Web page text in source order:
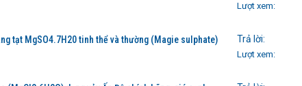
Lượt xem
tạt MgSO4.7H20 tinh thể và thường (Magie sulphate)
Trả lời
Lượt xem